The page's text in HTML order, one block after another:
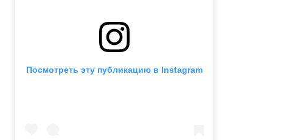
Посмотреть эту публикацию в Instagram